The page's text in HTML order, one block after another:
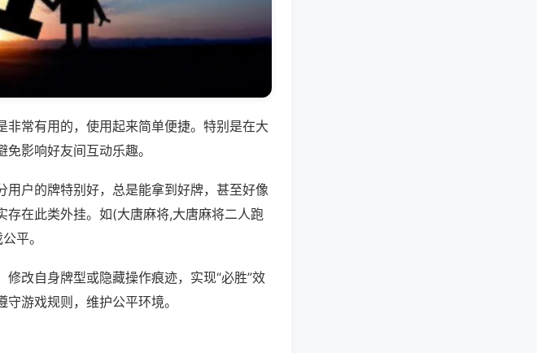
常有用的，使用起来简单便捷。特别是在大
影响好友间互动乐趣。
户的牌特别好，总是能拿到好牌，甚至好像
在此类外挂。如(大唐麻将,大唐麻将二人跑
平。
改自身牌型或隐藏操作痕迹，实现“必胜”效
游戏规则，维护公平环境。